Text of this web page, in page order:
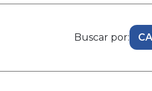
Buscar por: